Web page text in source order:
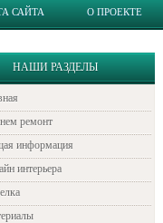
САЙТА О ПРОЕКТЕ
НАШИ РАЗДЕЛЫ
ремонт
информация
интерьера